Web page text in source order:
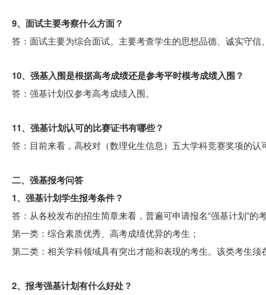
9、面试主要考察什么方面？
答：面试主要为综合面试。主要考查学生的思想品德、诚实守
10、强基入围是根据高考成绩还是参考平时模考成绩入围？
答：强基计划仅参考高考成绩入围。
11、强基计划认可的比赛证书有哪些？
答：目前来看，高校对（数理化生信息）五大学科竞赛奖项的
二、强基报考问答
1、强基计划学生报考条件？
答：从各校发布的招生简章来看，普遍可申请报名“强基计划”的
第一类：综合素质优秀、高考成绩优异的考生；
第二类：相关学科领域具有突出才能和表现的考生。该类考生
2、报考强基计划有什么好处？